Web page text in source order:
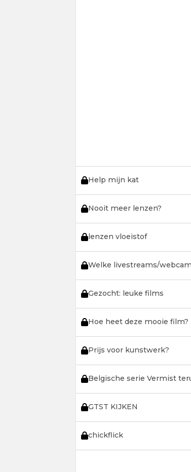
Help mijn kat
Nooit meer lenzen?
lenzen vloeistof
Welke livestreams/
Gezocht: leuke films
Hoe heet deze mooie film?
Prijs voor kunstwerk?
Belgische serie Vermist
GTST KIJKEN
chickflick